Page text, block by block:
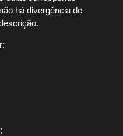
há divergência de